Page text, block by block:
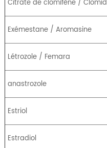
Citrate de clomifène / Clomid
Exémestane / Aromasine
Létrozole / Femara
anastrozole
Estriol
Estradiol